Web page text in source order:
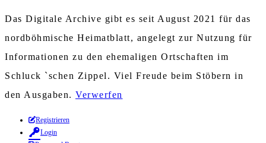
Das Digitale Archive gibt es seit August 2021 für das
nordböhmische Heimatblatt, angelegt zur Nutzung für
Informationen zu den ehemaligen Ortschaften im
Schluck `schen Zippel. Viel Freude beim Stöbern in
den Ausgaben. Verwerfen
Zum
Inhalt
Registrieren
Login